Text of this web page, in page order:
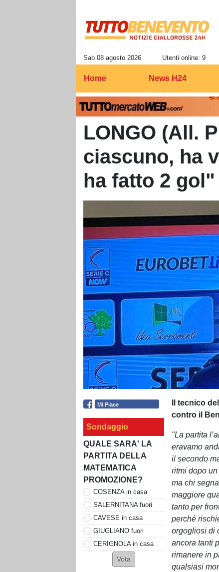
Sab 08 agosto 2026 Utenti online: 9
Home News H24
LONGO (All.
ciascuno, ha
ha fatto 2 gol"
Mi Piace
Sondaggio
QUALE SARA' LA
PARTITA DELLA
MATEMATICA
PROMOZIONE?
COSENZA in casa
SALERNITANA fuori
CAVESE in casa
GIUGLIANO fuori
CERIGNOLA in casa
Il tecnico
contro il
"La partita
eravamo
il secondo
ritmi dopo
ma chi
maggiore
tanto per
perché
orgogliosi di
ancora tanti
rimanere in
qualsiasi